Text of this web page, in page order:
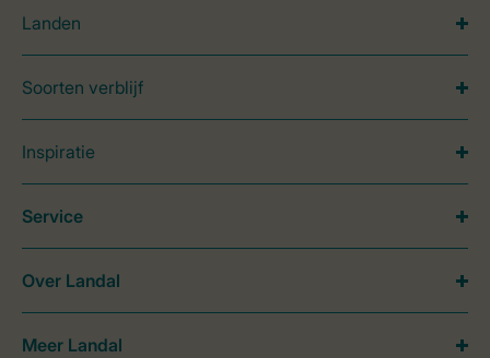
Landen
Soorten verblijf
Inspiratie
Service
Over Landal
Meer Landal